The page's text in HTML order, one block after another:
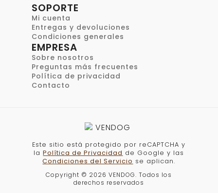
SOPORTE
Mi cuenta
Entregas y devoluciones
Condiciones generales
EMPRESA
Sobre nosotros
Preguntas más frecuentes
Política de privacidad
Contacto
Este sitio está protegido por reCAPTCHA y
laPolítica de Privacidad de Google y las
Condiciones del Servicio se aplican.
Copyright © 2026 VENDOG. Todos los
derechos reservados